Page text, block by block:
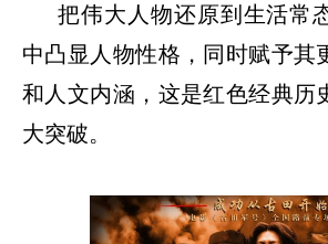
把伟大人物还原到生活常
中凸显人物性格，同时赋予其
和人文内涵，这是红色经典历
大突破。